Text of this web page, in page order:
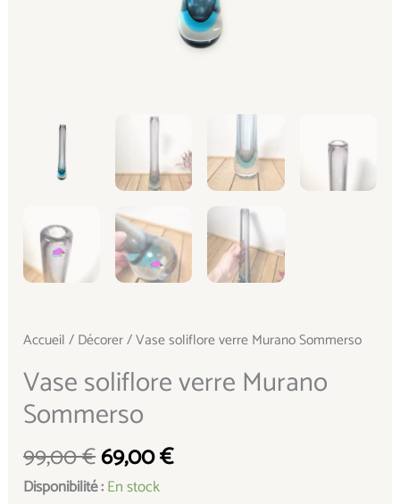
Accueil / Décorer/ Vase soliflore verre Murano Sommerso
Vase soliflore verre Murano
Sommerso
99,00€69,00€
Disponibilité :En stock